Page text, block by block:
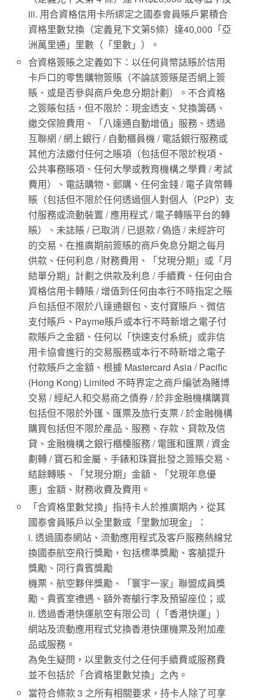
iii. 用合資格信用卡所綁定之國泰會員賬戶累積合
資格里數兌換（定義見下文第5條）達40,000「亞
洲萬里通」里數（「里數」）。
合資格簽賬之定義如下：以任何貨幣誌賬於信用
卡戶口的零售購物簽賬（不論該簽賬是否網上簽
賬、或是否參與商戶免息分期計劃）。不合資格
之簽賬包括，但不限於：現金透支、兌換籌碼、
繳交保險費用、「八達通自動增值」服務、透過
互聯網 / 網上銀行 / 自動櫃員機 / 電話銀行服務或
其他方法繳付任何之賬項（包括但不限於稅項、
公共事務賬項、任何大學或教育機構之學費 / 考試
費用）、電話購物、郵購、任何金錢 / 電子貨幣轉
賬（包括但不限於任何透過個人對個人（P2P）支
付服務或流動裝置 / 應用程式 / 電子轉賬平台的轉
賬）、未誌賬 / 已取消 / 已退款 / 偽造 / 未經許可
的交易、在推廣期前簽賬的商戶免息分期之每月
供款、任何利息 / 財務費用、「兌現分期」或「月
結單分期」計劃之供款及利息 / 手續費、任何由合
資格信用卡轉賬 / 增值到任何由本行不時指定之賬
戶包括但不限於八達通銀包、支付寶賬戶、微信
支付賬戶、Payme賬戶或本行不時新增之電子付
款賬戶之金額、任何以「快速支付系統」或非信
用卡協會進行的交易服務或本行不時新增之電子
付款賬戶之金額、根據 Mastercard Asia / Pacific
(Hong Kong) Limited 不時界定之商戶編號為賭博
交易 / 經紀人和交易商之債券 / 於非金融機構購買
包括但不限於外匯、匯票及旅行支票 / 於金融機構
購買包括但不限於產品、服務、存款、貸款及信
貸、金融機構之銀行櫃檯服務 / 電匯和匯票 / 資金
劃轉 / 寶石和金屬、手錶和珠寶批發之簽賬交易、
結餘轉賬、「兌現分期」金額、「兌現年息優
惠」金額、財務收費及費用。
「合資格里數兌換」指持卡人於推廣期內，從其
國泰會員賬戶以全里數或「里數加現金」：
i. 透過國泰網站、流動應用程式及客戶服務熱線兌
換國泰航空飛行獎勵，包括標準獎勵、客艙提升
獎勵、同行貴賓獎勵
機票、航空夥伴獎勵、「寰宇一家」聯盟成員獎
勵、貴賓室禮遇、額外寄艙行李及預留座位；或
ii. 透過香港快運航空有限公司（「香港快運」）
網站及流動應用程式兌換香港快運機票及附加產
品或服務。
為免生疑問，以里數支付之任何手續費或服務費
並不包括於「合資格里數兌換」之內。
當符合條款 3 之所有相關要求，持卡人除了可享